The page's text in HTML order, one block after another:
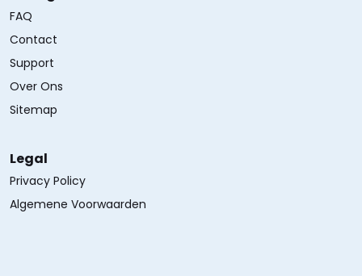
FAQ
Contact
Support
Over Ons
Sitemap
Legal
Privacy Policy
Algemene Voorwaarden